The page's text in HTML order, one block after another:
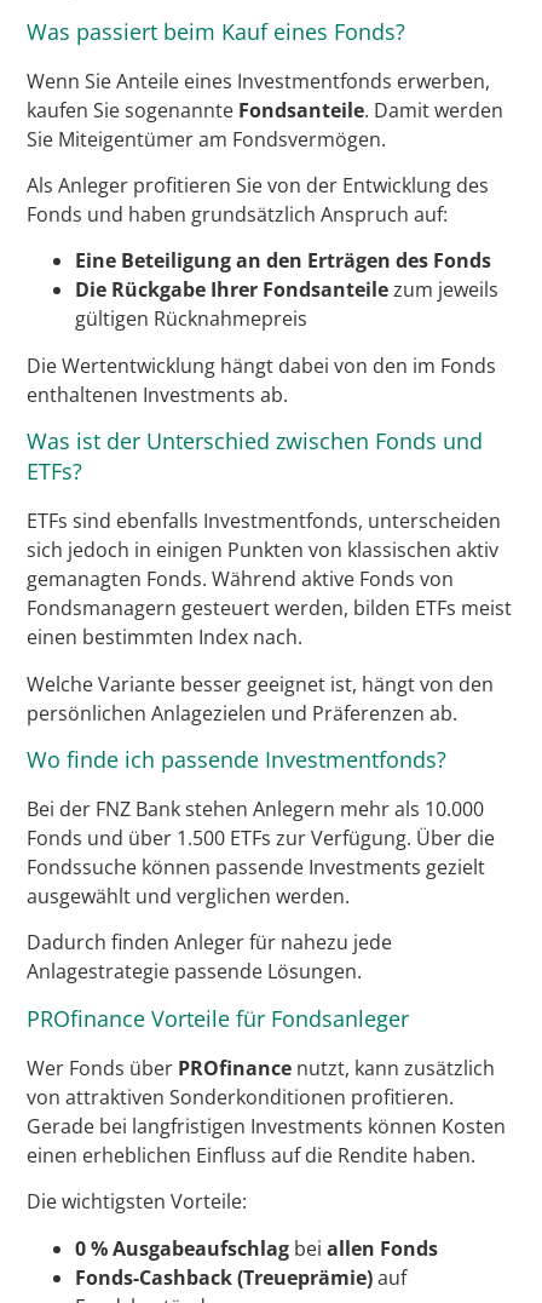
Was passiert beim Kauf eines Fonds?
Wenn Sie Anteile eines Investmentfonds erwerben,
kaufen Sie sogenannte Fondsanteile. Damit werden
Sie Miteigentümer am Fondsvermögen.
Als Anleger profitieren Sie von der Entwicklung des
Fonds und haben grundsätzlich Anspruch auf:
Eine Beteiligung an den Erträgen des Fonds
Die Rückgabe Ihrer Fondsanteilezum jeweils
gültigen Rücknahmepreis
Die Wertentwicklung hängt dabei von den im Fonds
enthaltenen Investments ab.
Was ist der Unterschied zwischen Fonds und
ETFs?
ETFs sind ebenfalls Investmentfonds, unterscheiden
sich jedoch in einigen Punkten von klassischen aktiv
gemanagten Fonds. Während aktive Fonds von
Fondsmanagern gesteuert werden, bilden ETFs meist
einen bestimmten Index nach.
Welche Variante besser geeignet ist, hängt von den
persönlichen Anlagezielen und Präferenzen ab.
Wo finde ich passende Investmentfonds?
Bei der FNZ Bank stehen Anlegern mehr als 10.000
Fonds und über 1.500 ETFs zur Verfügung. Über die
Fondssuche können passende Investments gezielt
ausgewählt und verglichen werden.
Dadurch finden Anleger für nahezu jede
Anlagestrategie passende Lösungen.
PROfinance Vorteile für Fondsanleger
Wer Fonds über PROfinance nutzt, kann zusätzlich
von attraktiven Sonderkonditionen profitieren.
Gerade bei langfristigen Investments können Kosten
einen erheblichen Einfluss auf die Rendite haben.
Die wichtigsten Vorteile:
0 % Ausgabeaufschlag beiallen Fonds
Fonds-Cashback (Treueprämie)auf